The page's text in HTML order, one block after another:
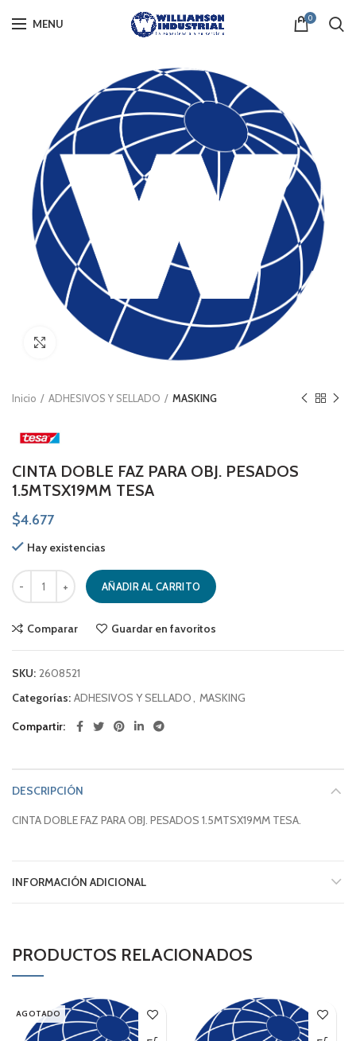
MENU 0
Click to enlarge
Inicio ADHESIVOS Y SELLADO MASKING
CINTA DOBLE FAZ PARA OBJ. PESADOS
1.5MTSX19MM TESA
$4.677
Hay existencias
CINTA DOBLE FAZ PARA OBJ. PESADOS 1.5MTSX19MM TESA cantidad
AÑADIR AL CARRITO
Comparar Guardar en favoritos
SKU: 2608521
Categorías: ADHESIVOS Y SELLADO, MASKING
Compartir
DESCRIPCIÓN
CINTA DOBLE FAZ PARA OBJ. PESADOS 1.5MTSX19MM TESA.
INFORMACIÓN ADICIONAL
PRODUCTOS RELACIONADOS
AGOTADO